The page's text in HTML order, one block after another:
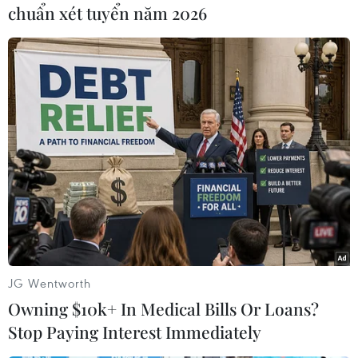
xây dựng công trình:bảo tồn, tôn tạo và phát
huy giá trị khu di tích lịch sử Chiến thắng
Xương Giangvới tổng diện tích 37ha. Theo kế
hoạch, năm 2013 giai đoạn 1 chính thức
khởicông và nơi đây sẽ là khu văn hóa tâm linh,
điểm đến của du lịch Bắc Giang./.
Đồng Thúy (TTXVN)
chuẩn xét tuyển năm 2026
JG Wentworth
Owning $10k+ In Medical Bills Or Loans?
Stop Paying Interest Immediately